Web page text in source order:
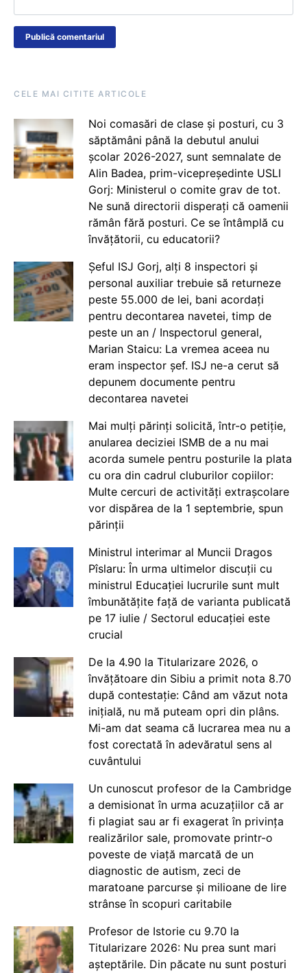
CELE MAI CITITE ARTICOLE
Noi comasări de clase și posturi, cu 3
săptămâni până la debutul anului
școlar 2026-2027, sunt semnalate de
Alin Badea, prim-vicepreședinte USLI
Gorj: Ministerul o comite grav de tot.
Ne sună directorii disperați că oamenii
rămân fără posturi. Ce se întâmplă cu
învățătorii, cu educatorii?
Șeful ISJ Gorj, alți 8 inspectori și
personal auxiliar trebuie să returneze
peste 55.000 de lei, bani acordați
pentru decontarea navetei, timp de
peste un an / Inspectorul general,
Marian Staicu: La vremea aceea nu
eram inspector șef. ISJ ne-a cerut să
depunem documente pentru
decontarea navetei
Mai mulți părinți solicită, într-o petiție,
anularea deciziei ISMB de a nu mai
acorda sumele pentru posturile la plata
cu ora din cadrul cluburilor copiilor:
Multe cercuri de activități extrașcolare
vor dispărea de la 1 septembrie, spun
părinții
Ministrul interimar al Muncii Dragos
Pîslaru: În urma ultimelor discuții cu
ministrul Educației lucrurile sunt mult
îmbunătățite față de varianta publicată
pe 17 iulie / Sectorul educației este
crucial
De la 4.90 la Titularizare 2026, o
învățătoare din Sibiu a primit nota 8.70
după contestație: Când am văzut nota
inițială, nu mă puteam opri din plâns.
Mi-am dat seama că lucrarea mea nu a
fost corectată în adevăratul sens al
cuvântului
Un cunoscut profesor de la Cambridge
a demisionat în urma acuzațiilor că ar
fi plagiat sau ar fi exagerat în privința
realizărilor sale, promovate printr-o
poveste de viață marcată de un
diagnostic de autism, zeci de
maratoane parcurse și milioane de lire
strânse în scopuri caritabile
Profesor de Istorie cu 9.70 la
Titularizare 2026: Nu prea sunt mari
așteptările. Din păcate nu sunt posturi